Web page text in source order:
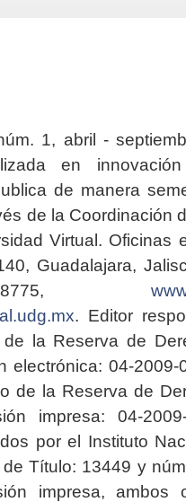
1, abril -
en
de manera
de la Coordinación
Virtual. Oficinas
Guadalajara,
. Editor
de la Reserva de
electrónica: 04-2009-
de la Reserva de
impresa: 04-2009-
por el Instituto
Título: 13449 y
impresa, ambos